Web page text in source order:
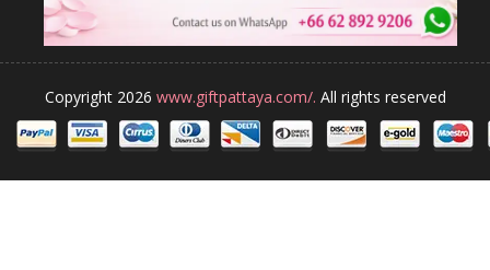
Copyright 2026 www.giftpattaya.com/. All rights reserved